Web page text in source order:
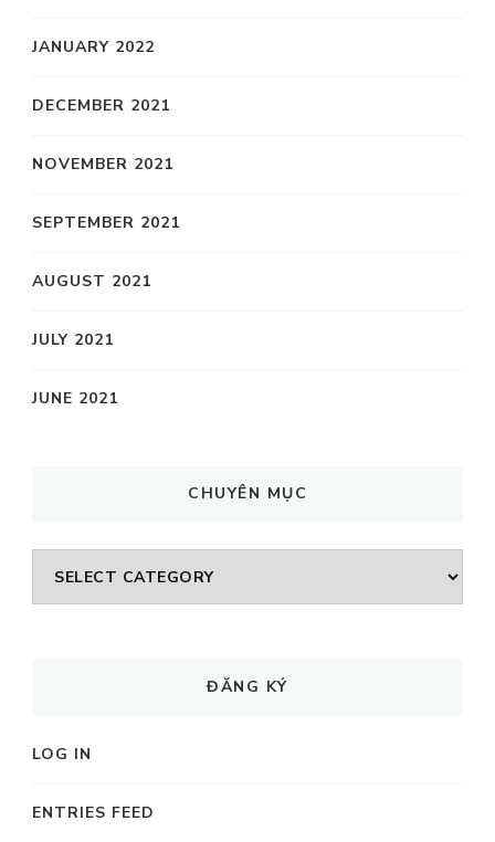
JANUARY 2022
DECEMBER 2021
NOVEMBER 2021
SEPTEMBER 2021
AUGUST 2021
JULY 2021
JUNE 2021
CHUYÊN MỤC
CHUYÊN
MỤC
ĐĂNG KÝ
LOG IN
ENTRIES FEED